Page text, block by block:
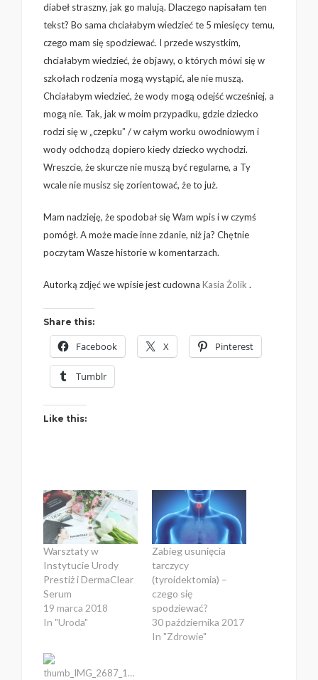
diabeł straszny, jak go malują. Dlaczego napisałam ten
tekst? Bo sama chciałabym wiedzieć te 5 miesięcy temu,
czego mam się spodziewać. I przede wszystkim,
chciałabym wiedzieć, że objawy, o których mówi się w
szkołach rodzenia mogą wystąpić, ale nie muszą.
Chciałabym wiedzieć, że wody mogą odejść wcześniej, a
mogą nie. Tak, jak w moim przypadku, gdzie dziecko
rodzi się w „czepku” / w całym worku owodniowym i
wody odchodzą dopiero kiedy dziecko wychodzi.
Wreszcie, że skurcze nie muszą być regularne, a Ty
wcale nie musisz się zorientować, że to już.
Mam nadzieję, że spodobał się Wam wpis i w czymś
pomógł. A może macie inne zdanie, niż ja? Chętnie
poczytam Wasze historie w komentarzach.
Autorką zdjęć we wpisie jest cudowna Kasia Żolik .
Share this:
Facebook X Pinterest
Tumblr
Like this:
Warsztaty w
Instytucie Urody
Prestiż i DermaClear
Serum
19 marca 2018
In "Uroda"
Zabieg usunięcia
tarczycy
(tyroidektomia) –
czego się
spodziewać?
30 października 2017
In "Zdrowie"